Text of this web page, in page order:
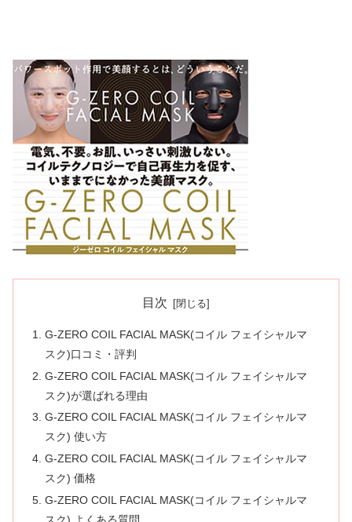
目次
G-ZERO COIL FACIAL MASK(コイル フェイシャルマ
スク)口コミ・評判
G-ZERO COIL FACIAL MASK(コイル フェイシャルマ
スク)が選ばれる理由
G-ZERO COIL FACIAL MASK(コイル フェイシャルマ
スク) 使い方
G-ZERO COIL FACIAL MASK(コイル フェイシャルマ
スク) 価格
G-ZERO COIL FACIAL MASK(コイル フェイシャルマ